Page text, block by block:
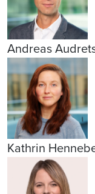
Andreas
Kathrin